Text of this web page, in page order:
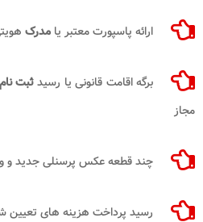
ارائه پاسپورت معتبر یا مدرک
برگه اقامت قانونی یا رسیدثبت
مجاز
چند قطعه عکس پرسنلی جدید و
رسید پرداخت هزینه های تعیین